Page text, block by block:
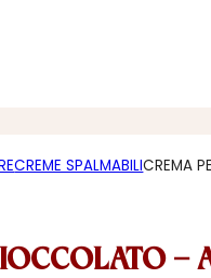
CREME SPALMABILICREMA
–